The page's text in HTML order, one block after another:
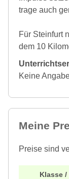
trage auch
Für Steinfurt
dem 10
Keine
Meine
Preise sind
Klasse /